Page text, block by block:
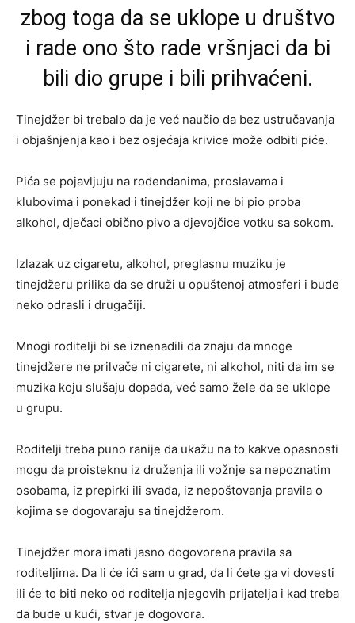
zbog toga da se uklope u društvo
i rade ono što rade vršnjaci da bi
bili dio grupe i bili prihvaćeni.
Tinejdžer bi trebalo da je već naučio da bez ustručavanja
i objašnjenja kao i bez osjećaja krivice može odbiti piće.
Pića se pojavljuju na rođendanima, proslavama i
klubovima i ponekad i tinejdžer koji ne bi pio proba
alkohol, dječaci obično pivo a djevojčice votku sa sokom.
Izlazak uz cigaretu, alkohol, preglasnu muziku je
tinejdžeru prilika da se druži u opuštenoj atmosferi i bude
neko odrasli i drugačiji.
Mnogi roditelji bi se iznenadili da znaju da mnoge
tinejdžere ne prilvače ni cigarete, ni alkohol, niti da im se
muzika koju slušaju dopada, već samo žele da se uklope
u grupu.
Roditelji treba puno ranije da ukažu na to kakve opasnosti
mogu da proisteknu iz druženja ili vožnje sa nepoznatim
osobama, iz prepirki ili svađa, iz nepoštovanja pravila o
kojima se dogovaraju sa tinejdžerom.
Tinejdžer mora imati jasno dogovorena pravila sa
roditeljima. Da li će ići sam u grad, da li ćete ga vi dovesti
ili će to biti neko od roditelja njegovih prijatelja i kad treba
da bude u kući, stvar je dogovora.